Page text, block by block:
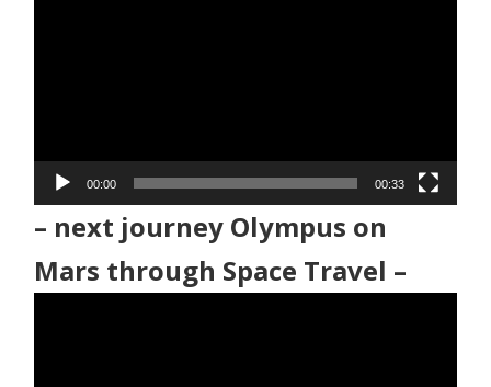
ー
00:00 00:33
– next journey Olympus on
Mars through Space Travel –